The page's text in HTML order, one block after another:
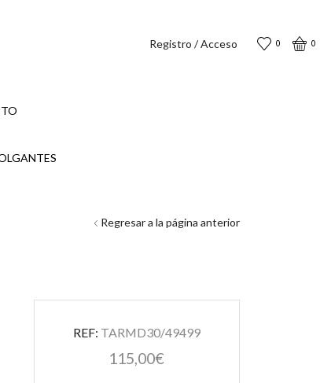
Registro / Acceso 0 0
Regresar a la página anterior
REF: TARMD30/49499
115,00€